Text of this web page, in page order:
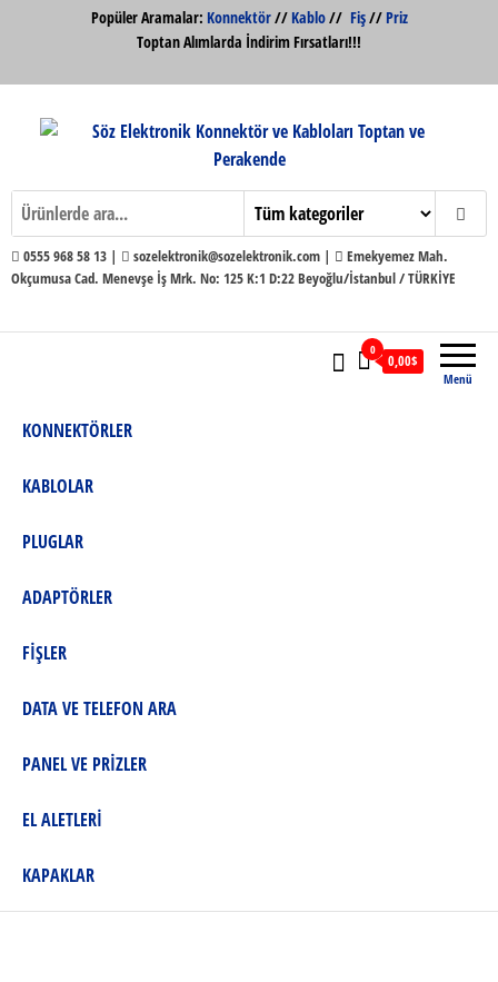
Popüler Aramalar: Konnektör//Kablo// Fiş//Priz
Toptan Alımlarda İndirim Fırsatları!!!
Söz Elektronik Konnektör ve Kabloları
Toptan ve Perakende
Söz Elektronik
0555 968 58 13 | sozelektronik@sozelektronik.com |
Emekyemez Mah.
Okçumusa Cad. Menevşe İş Mrk. No: 125 K:1 D:22 Beyoğlu/İstanbul / TÜRKİYE
Menü
0
0,00$
KONNEKTÖRLER
KABLOLAR
PLUGLAR
ADAPTÖRLER
FİŞLER
DATA VE TELEFON ARA
PANEL VE PRİZLER
EL ALETLERİ
KAPAKLAR